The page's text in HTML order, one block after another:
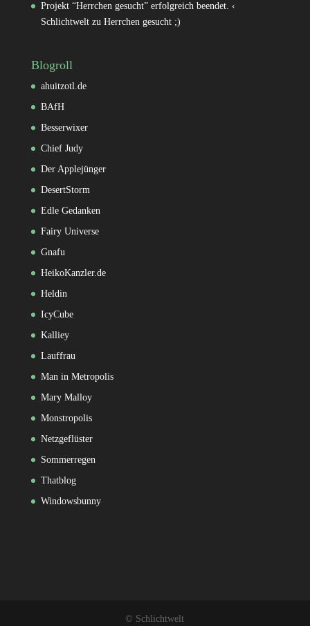
Projekt “Herrchen gesucht” erfolgreich beendet. ‹
Schlichtweltzu Herrchen gesucht ;)
Blogroll
ahuitzotl.de
BAfH
Besserwixer
Chief Judy
Der Applejünger
DesertStorm
Edle Gedanken
Fairy Universe
Gnafu
HeikoKanzler.de
Heldin
IcyCube
Kalliey
Lauffrau
Man in Metropolis
Mary Malloy
Monstropolis
Netzgeflüster
Sommerregen
Thatblog
Windowsbunny
© Schlichtwelt